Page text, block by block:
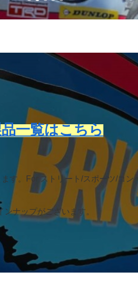
一覧はこちら
す。For ストリート/スポーツ/コン
ンナップがございます。